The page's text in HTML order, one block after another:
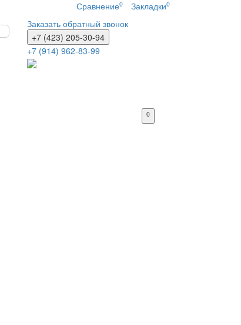
Сравнение0 Закладки0
Заказать обратный звонок
+7 (423) 205-30-94
+7 (914) 962-83-99
0